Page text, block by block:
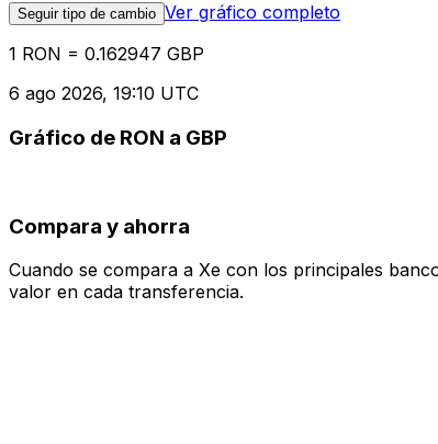
Seguir tipo de cambio Ver gráfico completo
1 RON = 0.162947 GBP
6 ago 2026, 19:10 UTC
Gráfico de RON a GBP
Compara y ahorra
Cuando se compara a Xe con los principales
valor en cada transferencia.